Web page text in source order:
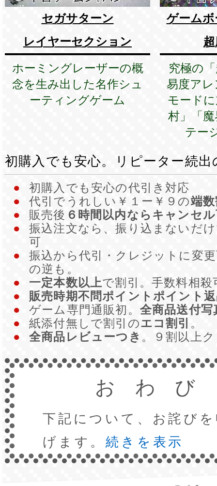
セガサターン
レイヤーセクション
ホーミングレーザーの概
念を生み出した名作シュ
ーティングゲーム
ゲーム
究極の
易度ア
モード
村」「
テー
初購入でも安心。リピーター続出
●
初購入でも安心の代引き対応
●
代引でうれしい￥１ー￥９の端
●
販売後 ６時間以内ならキャンセ
●
振込注文なら、振り込まないだ
可
●
振込から代引・クレジットに変
の逆も。
●
一定本数以上で割引。手数料相
●
販売時期不問ポイントポイント
●
ゲーム専門通販初。 全商品送付写
●
紙添付無しで割引のエコ割引 。
●
全商品レビューつき 。９割以上
おわび
下記について、お詫び
げます。続きを表示